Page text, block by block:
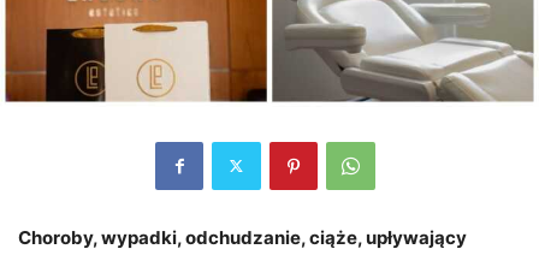
Choroby, wypadki, odchudzanie, ciąże, upływający